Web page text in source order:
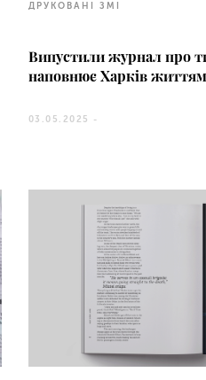
ДРУКОВАНІ ЗМІ
Випустили журнал про
наповнює Харків життям
03.05.2025 -